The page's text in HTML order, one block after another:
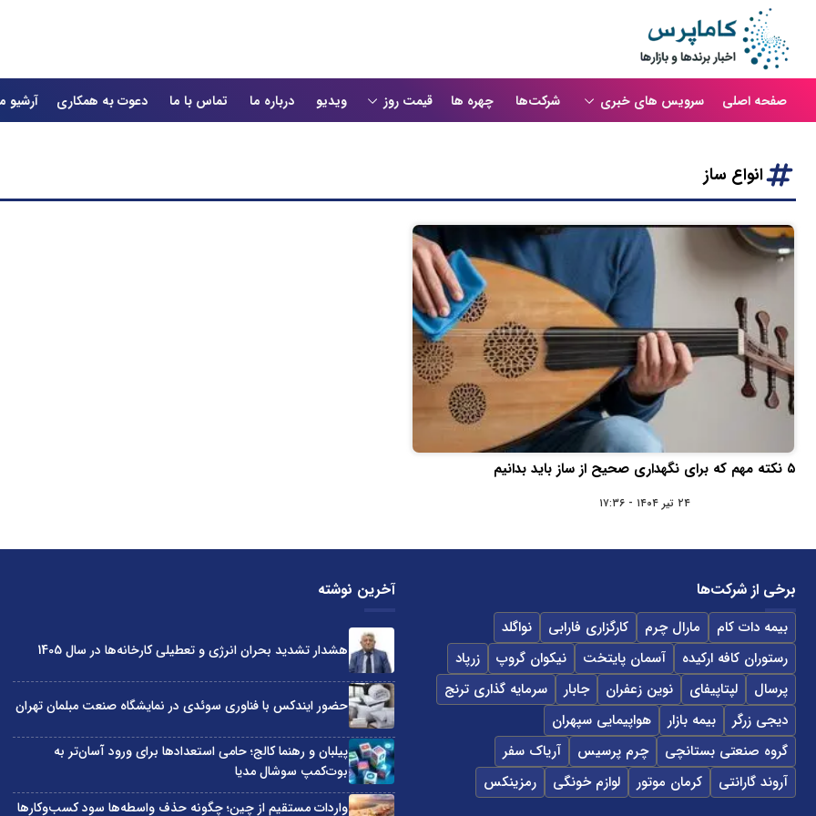
صفحه اصلی سرویس های خبری شرکت‌ها چهره ها قیمت روز ویدیو درباره ما تماس با ما دعوت به همکاری آرشیو
انواع ساز
۵ نکته مهم که برای نگهداری صحیح از ساز باید بدانیم
۲۴ تیر ۱۴۰۴ - ۱۷:۳۶
برخی از شرکت‌ها
بیمه دات کام مارال چرم کارگزاری فارابی
نواگلد
رستوران کافه ارکیده
آسمان پایتخت نیکوان گروپ
زرپاد
پرسال
لپتاپیفای نوین زعفران جابار
سرمایه گذاری ترنج
دیجی زرگر
بیمه بازار
هواپیمایی سپهران
گروه صنعتی بستانچی
چرم پرسیس
آریاک سفر
آروند گارانتی
کرمان موتور لوازم خونگی رمزینکس
آخرین نوشته
هشدار تشدید بحران انرژی و تعطیلی کارخانه‌ها در سال 1405
حضور ایندکس با فناوری سوئدی در نمایشگاه صنعت مبلمان تهران
پیلبان و رهنما کالج؛ حامی استعدادها برای ورود آسان‌تر به
بوت‌کمپ سوشال مدیا
واردات مستقیم از چین؛ چگونه حذف واسطه‌ها سود کسب‌وکارها